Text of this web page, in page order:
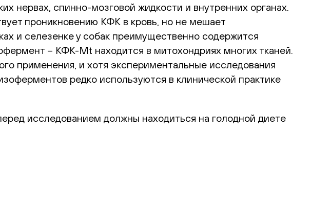
спинно-мозговой жидкости и внутренних органах.
проникновению КФК в кровь, но не мешает
и селезенке у собак преимущественно содержится
– КФК-Mt находится в митохондриях многих тканей.
применения, и хотя экспериментальные исследования
редко используются в клинической практике
исследованием должны находиться на голодной диете